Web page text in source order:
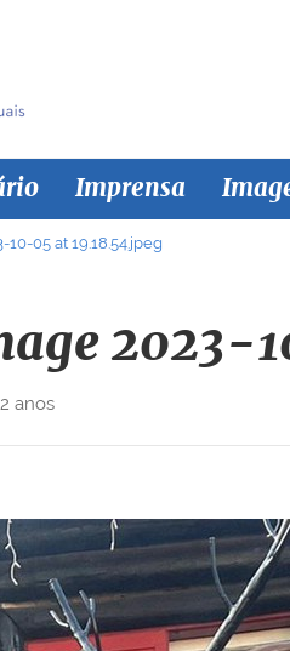
Imprensa
05 at 19.18.54.jpeg
2023-
anos